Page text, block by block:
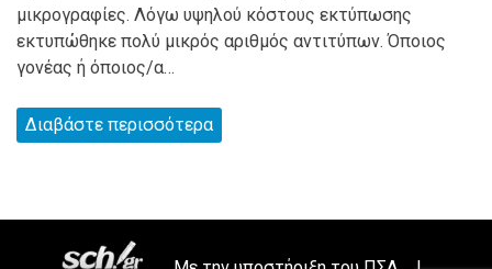
μικρογραφίες. Λόγω υψηλού κόστους εκτύπωσης
εκτυπώθηκε πολύ μικρός αριθμός αντιτύπων. Όποιος
γονέας ή όποιος/α…
Διαβάστε περισσότερα